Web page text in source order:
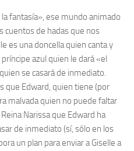
fantasía», ese mundo animado
cuentos de hadas que nos
es una doncella quien canta y
azul quien le dará «el
se casará de inmediato.
que Edward, quien tiene (por
malvada quien no puede faltar
Narissa que Edward ha
de inmediato (sí, sólo en los
un plan para enviar a Giselle a